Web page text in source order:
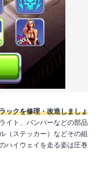
ックを修理・改造しましょ
イト、バンパーなどの部品
（ステッカー）などその組
ハイウェイを走る姿は圧巻